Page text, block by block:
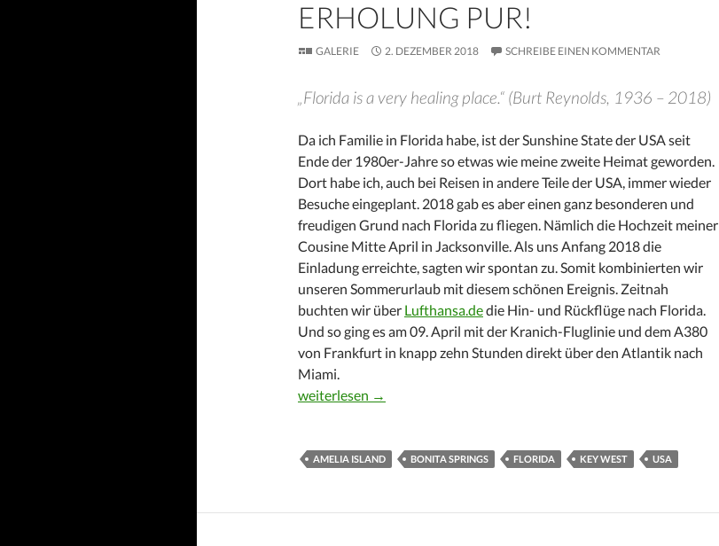
ERHOLUNG PUR!
GALERIE 2. DEZEMBER 2018 SCHREIBE EINEN KOMMENTAR
„Florida is a very healing place.“ (Burt Reynolds, 1936 – 2018)
Da ich Familie in Florida habe, ist der Sunshine State der USA seit
Ende der 1980er-Jahre so etwas wie meine zweite Heimat geworden.
Dort habe ich, auch bei Reisen in andere Teile der USA, immer wieder
Besuche eingeplant. 2018 gab es aber einen ganz besonderen und
freudigen Grund nach Florida zu fliegen. Nämlich die Hochzeit meiner
Cousine Mitte April in Jacksonville. Als uns Anfang 2018 die
Einladung erreichte, sagten wir spontan zu. Somit kombinierten wir
unseren Sommerurlaub mit diesem schönen Ereignis. Zeitnah
buchten wir über Lufthansa.dedie Hin- und Rückflüge nach Florida.
Und so ging es am 09. April mit der Kranich-Fluglinie und dem A380
von Frankfurt in knapp zehn Stunden direkt über den Atlantik nach
Miami.
Florida – immer wieder Erholung pur!
weiterlesen →
AMELIA ISLAND BONITA SPRINGS FLORIDA KEY WEST USA